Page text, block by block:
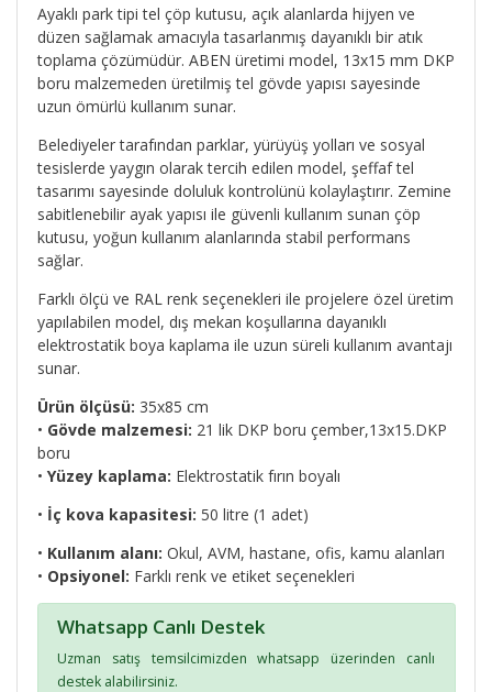
Ayaklı park tipi tel çöp kutusu, açık alanlarda hijyen ve
düzen sağlamak amacıyla tasarlanmış dayanıklı bir atık
toplama çözümüdür. ABEN üretimi model, 13x15 mm DKP
boru malzemeden üretilmiş tel gövde yapısı sayesinde
uzun ömürlü kullanım sunar.
Belediyeler tarafından parklar, yürüyüş yolları ve sosyal
tesislerde yaygın olarak tercih edilen model, şeffaf tel
tasarımı sayesinde doluluk kontrolünü kolaylaştırır. Zemine
sabitlenebilir ayak yapısı ile güvenli kullanım sunan çöp
kutusu, yoğun kullanım alanlarında stabil performans
sağlar.
Farklı ölçü ve RAL renk seçenekleri ile projelere özel üretim
yapılabilen model, dış mekan koşullarına dayanıklı
elektrostatik boya kaplama ile uzun süreli kullanım avantajı
sunar.
Ürün ölçüsü: 35x85 cm
• Gövde malzemesi: 21 lik DKP boru çember,13x15.DKP
boru
• Yüzey kaplama: Elektrostatik fırın boyalı
• İç kova kapasitesi: 50 litre (1 adet)
• Kullanım alanı: Okul, AVM, hastane, ofis, kamu alanları
• Opsiyonel: Farklı renk ve etiket seçenekleri
Whatsapp Canlı Destek
Uzman satış temsilcimizden whatsapp üzerinden canlı
destek alabilirsiniz.